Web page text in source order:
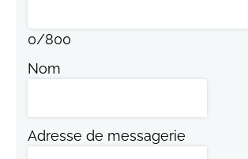
0/800
Nom
Adresse de messagerie